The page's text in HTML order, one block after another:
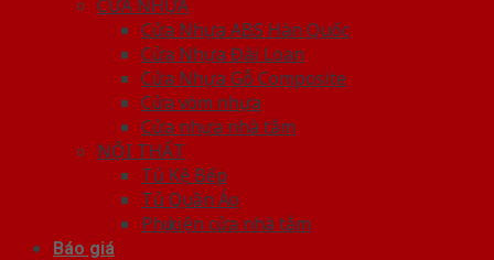
CỬA NHỰA
Cửa Nhựa ABS Hàn Quốc
Cửa Nhựa Đài Loan
Cửa Nhựa Gỗ Composite
Cửa vòm nhựa
Cửa nhựa nhà tắm
NỘI THẤT
Tủ Kệ Bếp
Tủ Quần Áo
Phụ kiện cửa nhà tắm
Báo giá